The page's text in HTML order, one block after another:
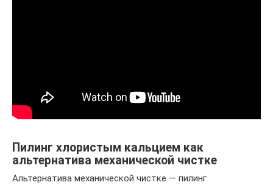
Пилинг хлористым кальцием как
альтернатива механической чистке
Альтернатива механической чистке — пилинг